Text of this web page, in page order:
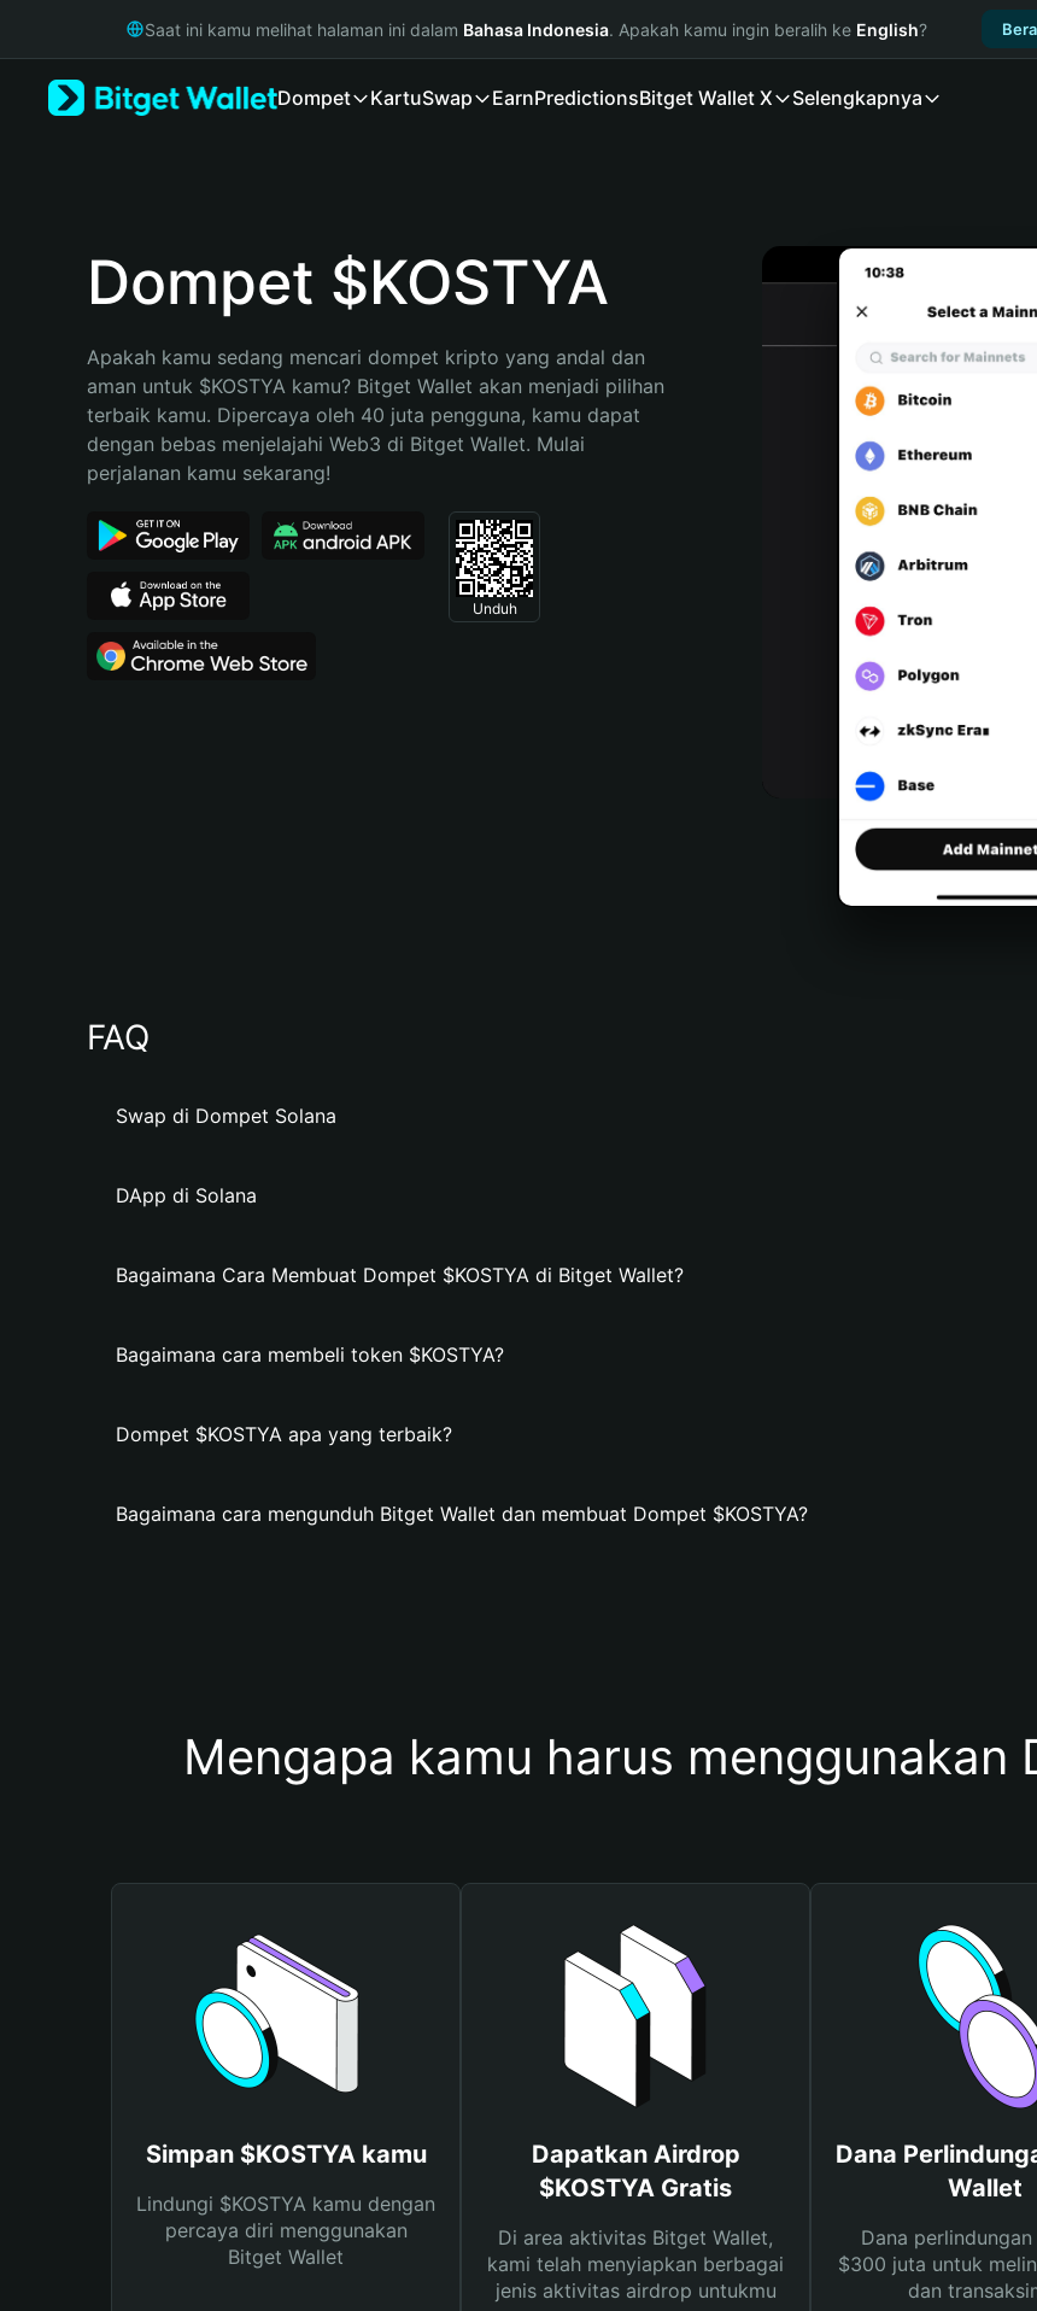
Русский
Bahasa Indonesia
Español (Argentina)
Saat ini kamu melihat halaman ini dalam Bahasa Indonesia. Apakah kamu ingin beralih ke English?
Dompet KartuSwap EarnPredictionsBitget Wallet X Selengkapnya
Dompet $KOSTYA
Apakah kamu sedang mencari dompet kripto yang andal dan
aman untuk $KOSTYA kamu? Bitget Wallet akan menjadi pilihan
terbaik kamu. Dipercaya oleh 40 juta pengguna, kamu dapat
dengan bebas menjelajahi Web3 di Bitget Wallet. Mulai
perjalanan kamu sekarang!
Unduh
FAQ
Swap di Dompet Solana
DApp di Solana
Bagaimana Cara Membuat Dompet $KOSTYA di Bitget Wallet?
Bagaimana cara membeli token $KOSTYA?
Dompet $KOSTYA apa yang terbaik?
Bagaimana cara mengunduh Bitget Wallet dan membuat Dompet $KOSTYA?
Mengapa kamu harus menggunakan
Simpan $KOSTYA kamu
Lindungi $KOSTYA kamu dengan
percaya diri menggunakan
Bitget Wallet
Dapatkan Airdrop
$KOSTYA Gratis
Di area aktivitas Bitget Wallet,
kami telah menyiapkan berbagai
jenis aktivitas airdrop untukmu
Dana
Wallet
Dana
$300 juta untuk
dan